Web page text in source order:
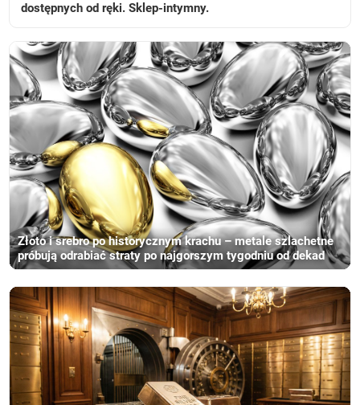
dostępnych od ręki. Sklep-intymny.
Złoto i srebro po historycznym krachu – metale szlachetne
próbują odrabiać straty po najgorszym tygodniu od dekad